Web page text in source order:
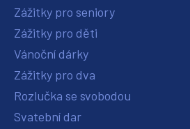
Zážitky pro seniory
Zážitky pro děti
Vánoční dárky
Zážitky pro dva
Rozlučka se svobodou
Svatební dar